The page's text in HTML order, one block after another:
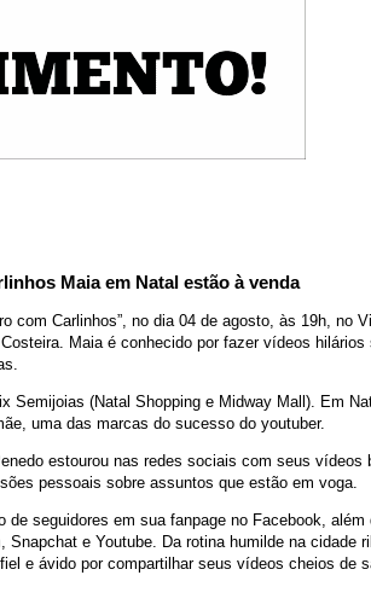
Maia em Natal estão à venda
com Carlinhos”, no dia 04 de agosto, às 19h, no
Maia é conhecido por fazer vídeos hilários
Semijoias (Natal Shopping e Midway Mall). Em
uma das marcas do sucesso do youtuber.
estourou nas redes sociais com seus vídeos
pessoais sobre assuntos que estão em voga.
seguidores em sua fanpage no Facebook, além
e Youtube. Da rotina humilde na cidade
e ávido por compartilhar seus vídeos cheios de